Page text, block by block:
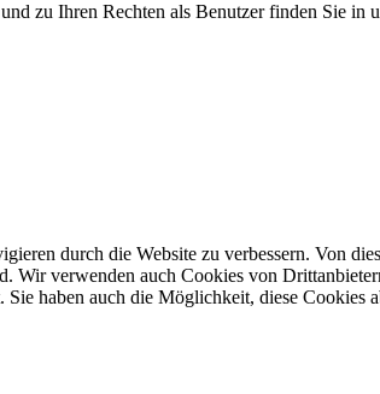
zu Ihren Rechten als Benutzer finden Sie
durch die Website zu verbessern. Von
Wir verwenden auch Cookies von
haben auch die Möglichkeit, diese Cookies